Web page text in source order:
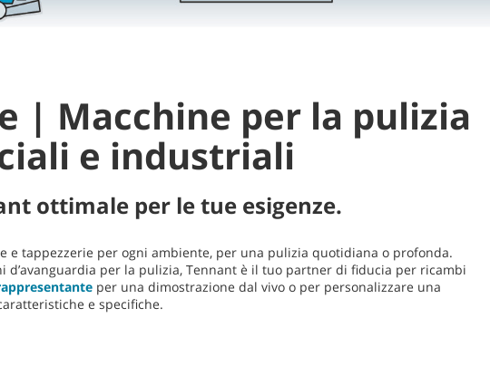
| Macchine per la pulizia
e industriali
ottimale per le tue esigenze.
tappezzerie per ogni ambiente, per una pulizia quotidiana o profonda.
per la pulizia, Tennant è il tuo partner di fiducia per ricambi
per una dimostrazione dal vivo o per personalizzare una
e specifiche.